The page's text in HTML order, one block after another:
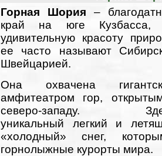
Горная Шория –
край на юге Кузбасса,
удивительную красоту
ее часто называют
Швейцарией.
Она охвачена
амфитеатром гор,
северо-западу.
уникальный легкий и
«холодный» снег,
горнолыжные курорты мира.